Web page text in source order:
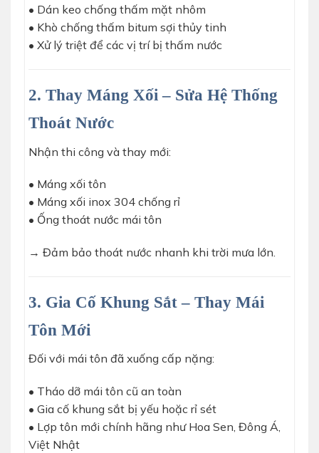
• Dán keo chống thấm mặt nhôm
• Khò chống thấm bitum sợi thủy tinh
• Xử lý triệt để các vị trí bị thấm nước
2. Thay Máng Xối – Sửa Hệ Thống
Thoát Nước
Nhận thi công và thay mới:
• Máng xối tôn
• Máng xối inox 304 chống rỉ
• Ống thoát nước mái tôn
→ Đảm bảo thoát nước nhanh khi trời mưa lớn.
3. Gia Cố Khung Sắt – Thay Mái
Tôn Mới
Đối với mái tôn đã xuống cấp nặng:
• Tháo dỡ mái tôn cũ an toàn
• Gia cố khung sắt bị yếu hoặc rỉ sét
• Lợp tôn mới chính hãng như Hoa Sen, Đông Á,
Việt Nhật